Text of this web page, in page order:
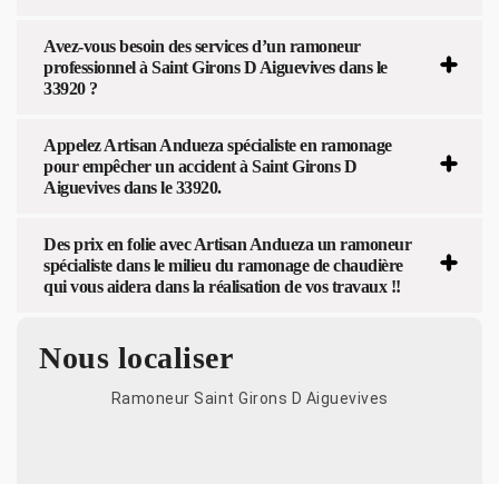
Avez-vous besoin des services d’un ramoneur
professionnel à Saint Girons D Aiguevives dans le
33920 ?
Appelez Artisan Andueza spécialiste en ramonage
pour empêcher un accident à Saint Girons D
Aiguevives dans le 33920.
Des prix en folie avec Artisan Andueza un ramoneur
spécialiste dans le milieu du ramonage de chaudière
qui vous aidera dans la réalisation de vos travaux !!
Nous localiser
Ramoneur Saint Girons D Aiguevives